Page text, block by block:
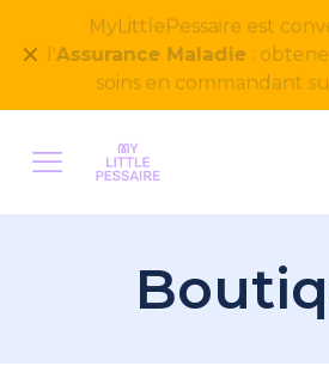
Bienvenue sur notre
MyLittlePessaire ! Nous
retours
✕